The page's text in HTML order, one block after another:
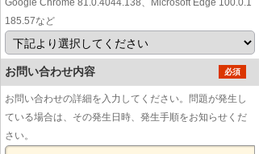
185.57など
お問い合わせ内容 必須
お問い合わせの詳細を入力してください。問題が発生し
ている場合は、その発生日時、発生手順をお知らせくだ
さい。